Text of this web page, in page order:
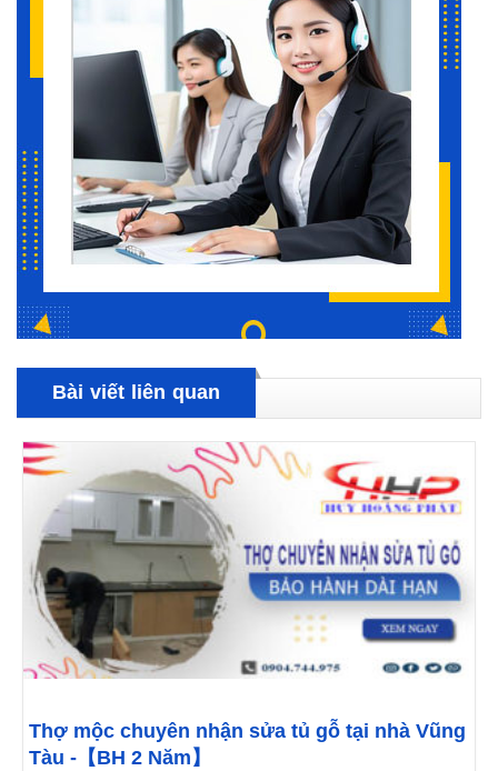
Bài viết liên quan
Thợ mộc chuyên nhận sửa tủ gỗ tại nhà Vũng
Tàu -【BH 2 Năm】